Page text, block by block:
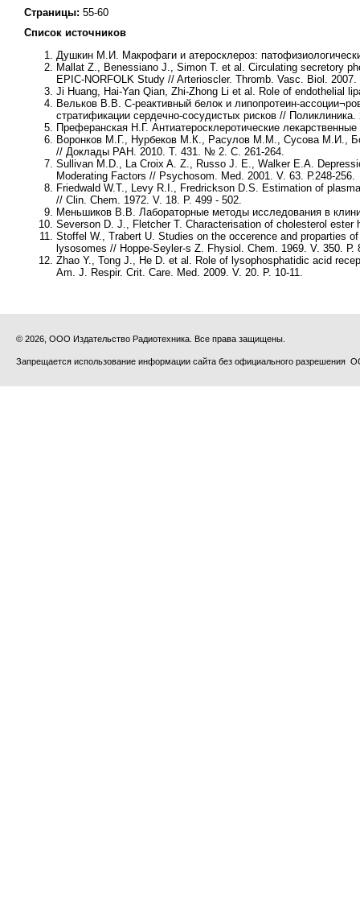
Страницы: 55-60
Список источников
Душкин М.И. Макрофаги и атеросклероз:
Mallat Z., Benessiano J., Simon T. et al. Circulating secretory
EPIC-NORFOLK Study // Arterioscler. Thromb. Vasc. Biol. 2007.
Ji Huang, Hai-Yan Qian, Zhi-Zhong Li et al. Role of endothelial
Вельков В.В. С-реактивный белок и липопротеин-
стратификации сердечно-сосудистых рисков //
Преферанская Н.Г. Антиатеросклеротические
Воронков М.Г., Нурбеков М.К., Расулов М.М., Сусова М.И.,
// Доклады РАН. 2010. Т. 431. № 2. С. 261-264.
Sullivan M.D., La Croix A. Z., Russo J. E., Walker E.A.
Moderating Factors // Psychosom. Med. 2001. V. 63. Р.248-256.
Friedwald W.T., Levy R.I., Fredrickson D.S. Estimation of
// Clin. Chem. 1972. V. 18. P. 499 - 502.
Меньшиков В.В. Лабораторные методы исследования в
Severson D. J., Fletcher T. Characterisation of cholesterol
Stoffel W., Trabert U. Studies on the occerence and proparties
lysosomes // Hoppe-Seyler-s Z. Fhysiol. Chem. 1969. V. 350. Р.
Zhao Y., Tong J., He D. et al. Role of lysophosphatidic acid
Am. J. Respir. Crit. Care. Med. 2009. V. 20. P. 10-11.
© 2026, ООО Издательство Радиотехника. Все права защищены.
Запрещается использование информации сайта без официального разрешения